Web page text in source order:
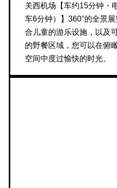
关西机场【车约15分钟・
车6分钟）】360°的全景
合儿童的游乐设施，以及
的野餐区域，您可以在俯
空间中度过愉快的时光。